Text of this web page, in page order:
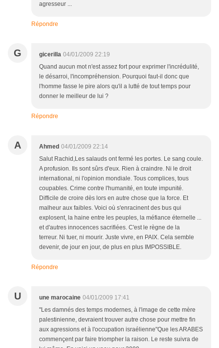
agresseur ...
Répondre
G gicerilla 04/01/2009 22:19
Quand aucun mot n'est assez fort pour exprimer l'incrédulité,
le désarroi, l'incompréhension. Pourquoi faut-il donc que
l'homme fasse le pire alors qu'il a lutté de tout temps pour
donner le meilleur de lui ?
Répondre
A Ahmed 04/01/2009 22:14
Salut Rachid,Les salauds ont fermé les portes. Le sang coule.
A profusion. Ils sont sûrs d'eux. Rien à craindre. Ni le droit
international, ni l'opinion mondiale. Tous complices, tous
coupables. Crime contre l'humanité, en toute impunité.
Difficile de croire dès lors en autre chose que la force. Et
malheur aux faibles. Voici où s'enracinent des bus qui
explosent, la haine entre les peuples, la méfiance éternelle ...
et d'autres innocences sacrifiées. C'est le règne de la
terreur. Ni tuer, ni mourir. Juste vivre, en PAIX. Cela semble
devenir, de jour en jour, de plus en plus IMPOSSIBLE.
Répondre
U une marocaine 04/01/2009 17:41
"Les damnés des temps modernes, à l'image de cette mère
palestinienne, devraient trouver autre chose pour mettre fin
aux agressions et à l'occupation israélienne"Que les ARABES
commençent par faire triompher la raison. Le reste suivra de